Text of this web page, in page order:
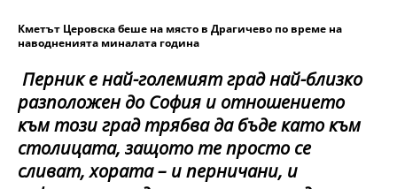
Кметът Церовска беше на място в Драгичево по време на
наводненията миналата година
Перник е най-големият град най-близко
разположен до София и отношението
към този град трябва да бъде като към
столицата, защото те просто се
сливат,хората – и перничани, и